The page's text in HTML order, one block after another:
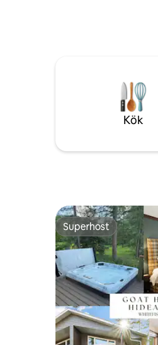
fiskedamm. Den
stranden på
efter äventyr eller
bra bok - är detta
Kök
Superhost
Superhost